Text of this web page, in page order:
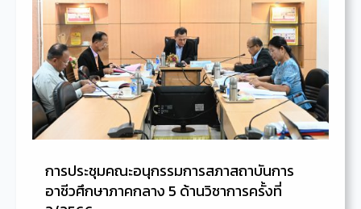
การประชุมคณะอนุกรรมการสภาสถาบันการ
อาชีวศึกษาภาคกลาง 5 ด้านวิชาการครั้งที่